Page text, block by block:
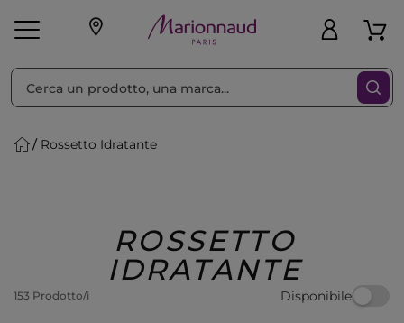
Make-up Profumi
Regalo
Rossetto Idratante
ROSSETTO
IDRATANTE
153 Prodotto/i Disponibile
Ordina per Filtra